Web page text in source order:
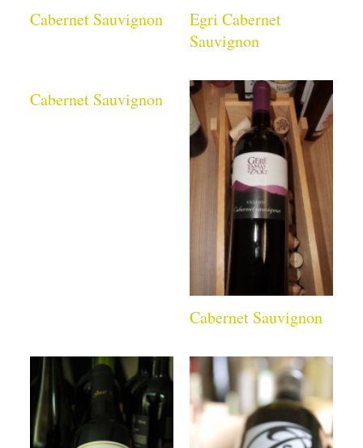
Cabernet Sauvignon
Egri Cabernet
Sauvignon
Cabernet Sauvignon
Cabernet Sauvignon